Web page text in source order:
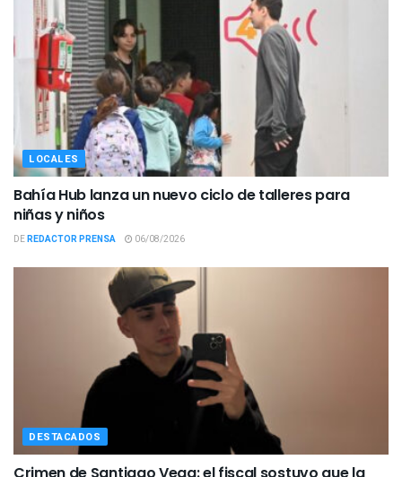
LOCALES
Bahía Hub lanza un nuevo ciclo de talleres para
niñas y niños
DEREDACTOR PRENSA 06/08/2026
DESTACADOS